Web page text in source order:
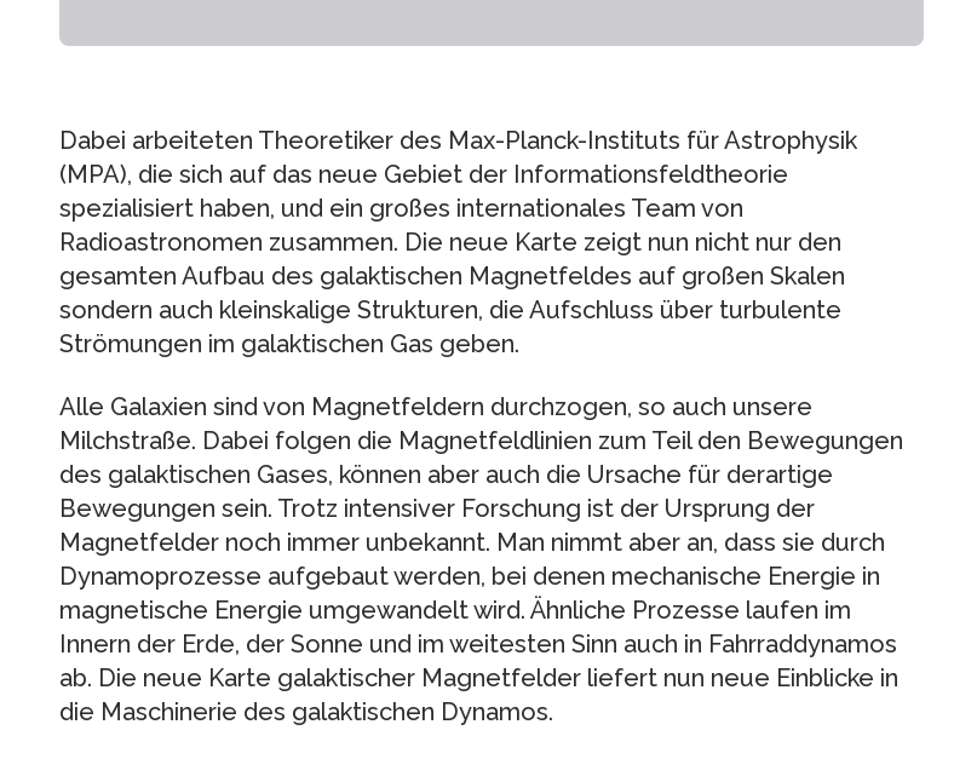
Dabei arbeiteten Theoretiker des Max-Planck-Instituts für Astrophysik
(MPA), die sich auf das neue Gebiet der Informationsfeldtheorie
spezialisiert haben, und ein großes internationales Team von
Radioastronomen zusammen. Die neue Karte zeigt nun nicht nur den
gesamten Aufbau des galaktischen Magnetfeldes auf großen Skalen
sondern auch kleinskalige Strukturen, die Aufschluss über turbulente
Strömungen im galaktischen Gas geben.
Alle Galaxien sind von Magnetfeldern durchzogen, so auch unsere
Milchstraße. Dabei folgen die Magnetfeldlinien zum Teil den Bewegungen
des galaktischen Gases, können aber auch die Ursache für derartige
Bewegungen sein. Trotz intensiver Forschung ist der Ursprung der
Magnetfelder noch immer unbekannt. Man nimmt aber an, dass sie durch
Dynamoprozesse aufgebaut werden, bei denen mechanische Energie in
magnetische Energie umgewandelt wird. Ähnliche Prozesse laufen im
Innern der Erde, der Sonne und im weitesten Sinn auch in Fahrraddynamos
ab. Die neue Karte galaktischer Magnetfelder liefert nun neue Einblicke in
die Maschinerie des galaktischen Dynamos.